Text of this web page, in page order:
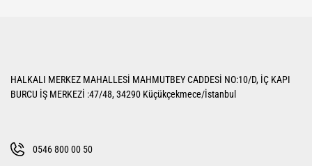
Ürün açıklamasında eksik bilgiler bulunuyor.
Bu ürüne benzer farklı alternatifler olmalı.
HALKALI MERKEZ MAHALLESİ MAHMUTBEY CADDESİ NO:10/D, İÇ KAPI
BURCU İŞ MERKEZİ :47/48, 34290 Küçükçekmece/İstanbul
0546 800 00 50